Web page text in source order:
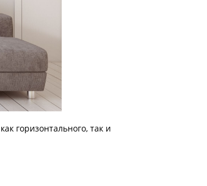
горизонтального, так и